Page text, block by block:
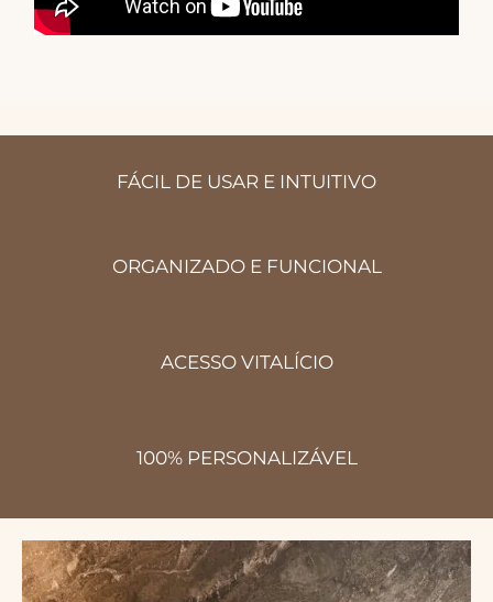
FÁCIL DE USAR E INTUITIVO
ORGANIZADO E FUNCIONAL
ACESSO VITALÍCIO
100% PERSONALIZÁVEL